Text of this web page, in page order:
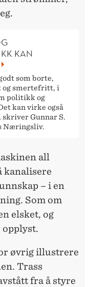
KAN
som borte,
og smertefritt, i
politikk og
kan virke også
Gunnar S.
Næringsliv.
all
kanalisere
– i en
Som om
elsket, og
opplyst.
øvrig illustrere
Trass
fra å styre